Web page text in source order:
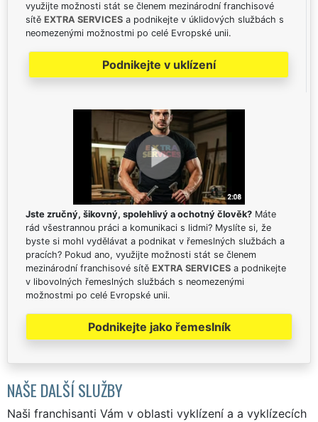
využijte možnosti stát se členem mezinárodní franchisové
sítě EXTRA SERVICES a podnikejte v úklidových službách s
neomezenými možnostmi po celé Evropské unii.
Podnikejte v uklízení
Jste zručný, šikovný, spolehlivý a ochotný člověk? Máte
rád všestrannou práci a komunikaci s lidmi? Myslíte si, že
byste si mohl vydělávat a podnikat v řemeslných službách a
pracích? Pokud ano, využijte možnosti stát se členem
mezinárodní franchisové sítě EXTRA SERVICES a podnikejte
v libovolných řemeslných službách s neomezenými
možnostmi po celé Evropské unii.
Podnikejte jako řemeslník
NAŠE DALŠÍ SLUŽBY
Naši franchisanti Vám v oblasti vyklízení a a vyklízecích